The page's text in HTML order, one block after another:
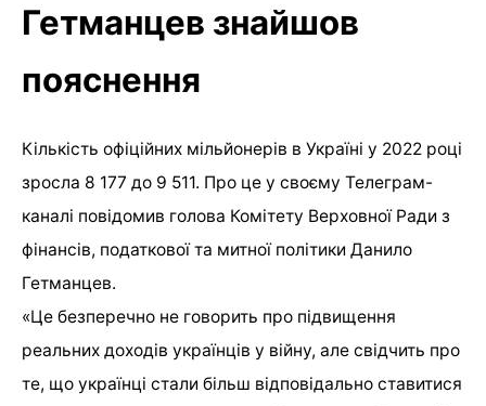
Гетманцев знайшов
пояснення
Кількість офіційних мільйонерів в Україні у 2022 році
зросла 8 177 до 9 511. Про це у своєму Телеграм-
каналі повідомив голова Комітету Верховної Ради з
фінансів, податкової та митної політики Данило
Гетманцев.
«Це безперечно не говорить про підвищення
реальних доходів українців у війну, але свідчить про
те, що українці стали більш відповідально ставитися